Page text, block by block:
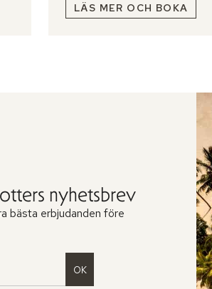
LÄS MER OCH BOKA
nyhetsbrev
bästa erbjudanden före
OK